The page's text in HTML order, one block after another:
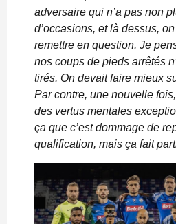
adversaire qui n’a pas non
d’occasions, et là dessus,
remettre en question. Je
nos coups de pieds arrêtés
tirés. On devait faire mieux
Par contre, une nouvelle
des vertus mentales
ça que c’est dommage de
qualification, mais ça fait